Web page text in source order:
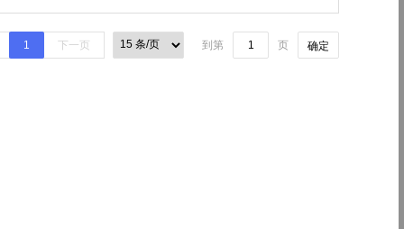
1 下一页 到第 页 确定